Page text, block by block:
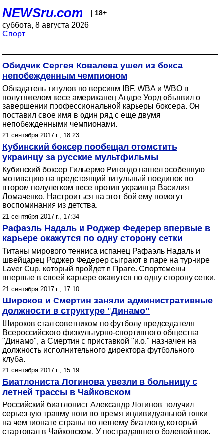
NEWSru.com | 18+
суббота, 8 августа 2026
Спорт
Обидчик Сергея Ковалева ушел из бокса
непобежденным чемпионом
Обладатель титулов по версиям IBF, WBA и WBO в
полутяжелом весе американец Андре Уорд объявил о
завершении профессиональной карьеры боксера. Он
поставил свое имя в один ряд с еще двумя
непобежденными чемпионами.
21 сентября 2017 г., 18:23
Кубинский боксер пообещал отомстить
украинцу за русские мультфильмы
Кубинский боксер Гильермо Ригондо нашел особенную
мотивацию на предстоящий титульный поединок во
втором полулегком весе против украинца Василия
Ломаченко. Настроиться на этот бой ему помогут
воспоминания из детства.
21 сентября 2017 г., 17:34
Рафаэль Надаль и Роджер Федерер впервые в
карьере окажутся по одну сторону сетки
Титаны мирового тенниса испанец Рафаэль Надаль и
швейцарец Роджер Федерер сыграют в паре на турнире
Laver Cup, который пройдет в Праге. Спортсмены
впервые в своей карьере окажутся по одну сторону сетки.
21 сентября 2017 г., 17:10
Широков и Смертин заняли административные
должности в структуре "Динамо"
Широков стал советником по футболу председателя
Всероссийского физкультурно-спортивного общества
"Динамо", а Смертин с приставкой "и.о." назначен на
должность исполнительного директора футбольного
клуба.
21 сентября 2017 г., 15:19
Биатлониста Логинова увезли в больницу с
летней трассы в Чайковском
Российский биатлонист Александр Логинов получил
серьезную травму ноги во время индивидуальной гонки
на чемпионате страны по летнему биатлону, который
стартовал в Чайковском. У пострадавшего болевой шок.